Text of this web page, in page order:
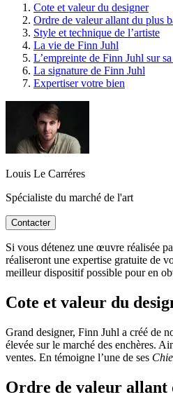
Cote et valeur du designer
Ordre de valeur allant du plus
Style et technique de l’artiste
La vie de Finn Juhl
L’empreinte de Finn Juhl sur
La signature de Finn Juhl
Expertiser votre bien
Louis Le Carréres
Spécialiste du marché de l'art
Contacter
Si vous détenez une œuvre réalisée
réaliseront une expertise gratuite de
meilleur dispositif possible pour en
Cote et valeur du
Grand designer, Finn Juhl a créé de
élevée sur le marché des enchères.
ventes. En témoigne l’une de ses
Ordre de valeur allant